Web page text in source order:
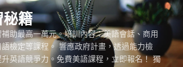
籍
助最高一萬元。培訓內容：美語會話、商用
檢定等課程。 響應政府計畫，透過能力檢
英語競爭力。免費美語課程，立即報名！ 獨